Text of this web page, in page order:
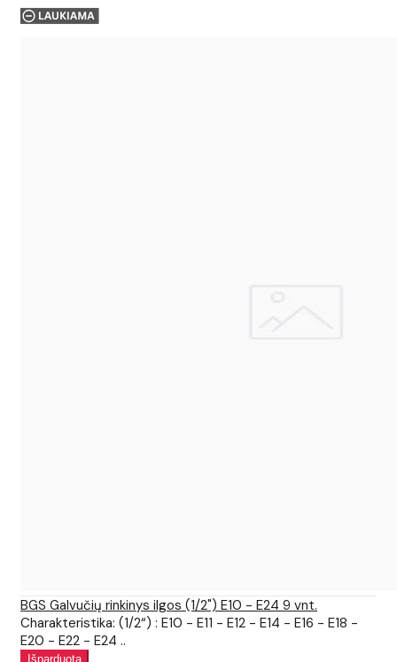
BGS Galvučių rinkinys ilgos (1/2") E10 - E24 9 vnt.
Charakteristika: (1/2“) : E10 - E11 - E12 - E14 - E16 - E18 -
E20 - E22 - E24 ..